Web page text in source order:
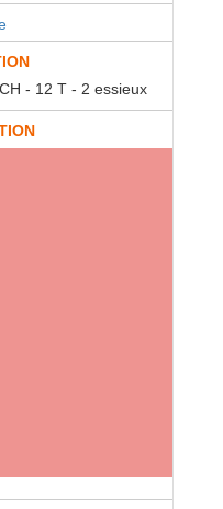
- 12 T - 2 essieux